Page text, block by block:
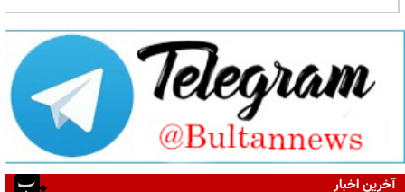
آخرین اخبار